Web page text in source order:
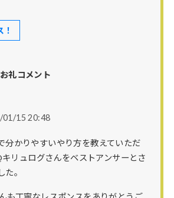
！
礼コメント
01/15 20:48
分かりやすいやり方を教えていただ
リュログさんをベストアンサーとさ
。